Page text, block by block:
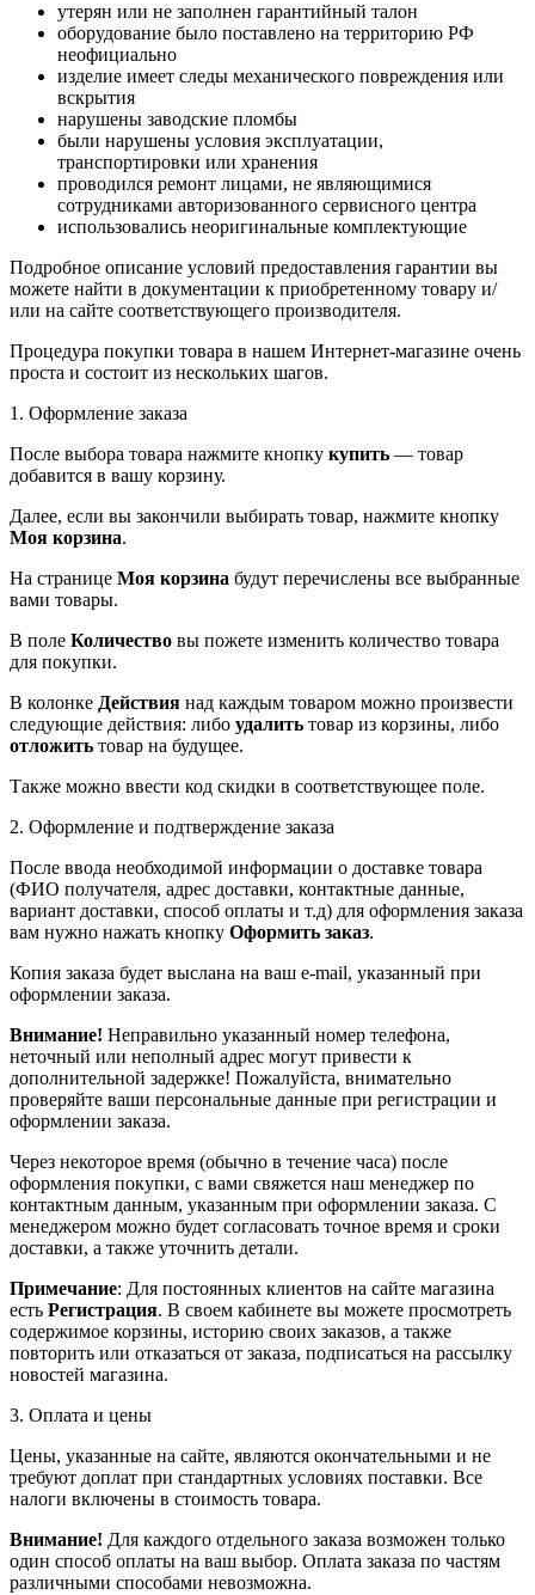
утерян или не заполнен гарантийный талон
оборудование было поставлено на территорию РФ
неофициально
изделие имеет следы механического повреждения или
вскрытия
нарушены заводские пломбы
были нарушены условия эксплуатации,
транспортировки или хранения
проводился ремонт лицами, не являющимися
сотрудниками авторизованного сервисного центра
использовались неоригинальные комплектующие
Подробное описание условий предоставления гарантии вы
можете найти в документации к приобретенному товару и/
или на сайте соответствующего производителя.
Процедура покупки товара в нашем Интернет-магазине очень
проста и состоит из нескольких шагов.
1. Оформление заказа
После выбора товара нажмите кнопку купить — товар
добавится в вашу корзину.
Далее, если вы закончили выбирать товар, нажмите кнопку
Моя корзина.
На странице Моя корзина будут перечислены все выбранные
вами товары.
В поле Количество вы пожете изменить количество товара
для покупки.
В колонке Действия над каждым товаром можно произвести
следующие действия: либо удалить товар из корзины, либо
отложить товар на будущее.
Также можно ввести код скидки в соответствующее поле.
2. Оформление и подтверждение заказа
После ввода необходимой информации о доставке товара
(ФИО получателя, адрес доставки, контактные данные,
вариант доставки, способ оплаты и т.д) для оформления заказа
вам нужно нажать кнопку Оформить заказ.
Копия заказа будет выслана на ваш e-mail, указанный при
оформлении заказа.
Внимание! Неправильно указанный номер телефона,
неточный или неполный адрес могут привести к
дополнительной задержке! Пожалуйста, внимательно
проверяйте ваши персональные данные при регистрации и
оформлении заказа.
Через некоторое время (обычно в течение часа) после
оформления покупки, с вами свяжется наш менеджер по
контактным данным, указанным при оформлении заказа. С
менеджером можно будет согласовать точное время и сроки
доставки, а также уточнить детали.
Примечание: Для постоянных клиентов на сайте магазина
есть Регистрация. В своем кабинете вы можете просмотреть
содержимое корзины, историю своих заказов, а также
повторить или отказаться от заказа, подписаться на рассылку
новостей магазина.
3. Оплата и цены
Цены, указанные на сайте, являются окончательными и не
требуют доплат при стандартных условиях поставки. Все
налоги включены в стоимость товара.
Внимание! Для каждого отдельного заказа возможен только
один способ оплаты на ваш выбор. Оплата заказа по частям
различными способами невозможна.